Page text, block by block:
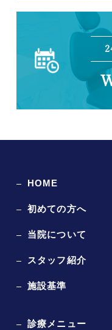
HOME
初めての方へ
当院について
スタッフ紹介
施設基準
診療メニュー